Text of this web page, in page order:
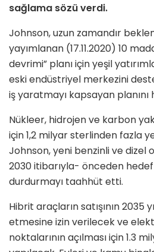
sağlama sözü verdi.
Johnson, uzun zamandır
yayımlanan (17.11.2020) 10
devrimi” planı için yeşil
eski endüstriyel merkezini
iş yaratmayı kapsayan planını
Nükleer, hidrojen ve karbon
için 1,2 milyar sterlinden fazla
Johnson, yeni benzinli ve dizel
2030 itibarıyla- önceden
durdurmayı taahhüt etti.
Hibrit araçların satışının 2035
etmesine izin verilecek ve
noktalarının açılması için 1.3